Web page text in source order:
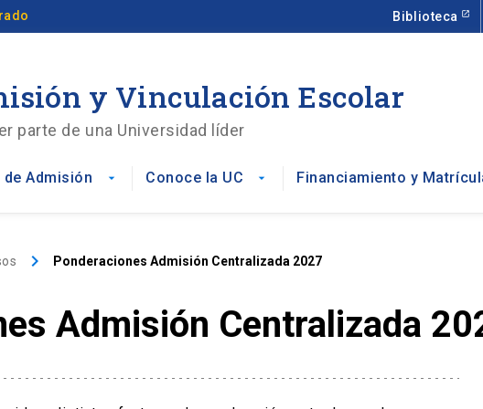
Biblioteca
y Vinculación Escolar
parte de una Universidad líder
de Admisión arrow_drop_down Conoce la UC arrow_drop_down Financiamiento y
keyboard_arrow_right Ponderaciones Admisión Centralizada 2027
Admisión Centralizada